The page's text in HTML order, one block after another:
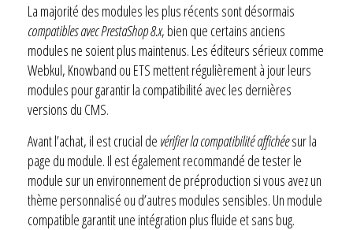
La majorité des modules les plus récents sont désormais
compatibles avec PrestaShop 8.x, bien que certains anciens
modules ne soient plus maintenus. Les éditeurs sérieux comme
Webkul, Knowband ou ETS mettent régulièrement à jour leurs
modules pour garantir la compatibilité avec les dernières
versions du CMS.
Avant l’achat, il est crucial de vérifier la compatibilité affichéesur la
page du module. Il est également recommandé de tester le
module sur un environnement de préproduction si vous avez un
thème personnalisé ou d’autres modules sensibles. Un module
compatible garantit une intégration plus fluide et sans bug.